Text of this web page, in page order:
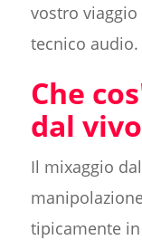
vostro
tecnico audio.
Che
dal
Il mixaggio
tipicamente